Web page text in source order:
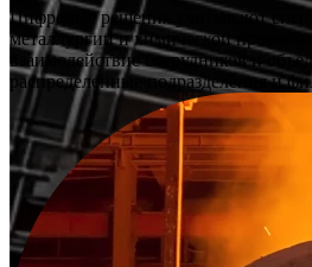
Цифровые решения учитывают
металлургии и химической
взаимодействие сотрудников и
распределенные подразделения и